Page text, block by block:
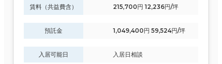
賃料（共益費含） 215,700円 12,236円/坪
預託金 1,049,400円 59,524円/坪
入居可能日 入居日相談